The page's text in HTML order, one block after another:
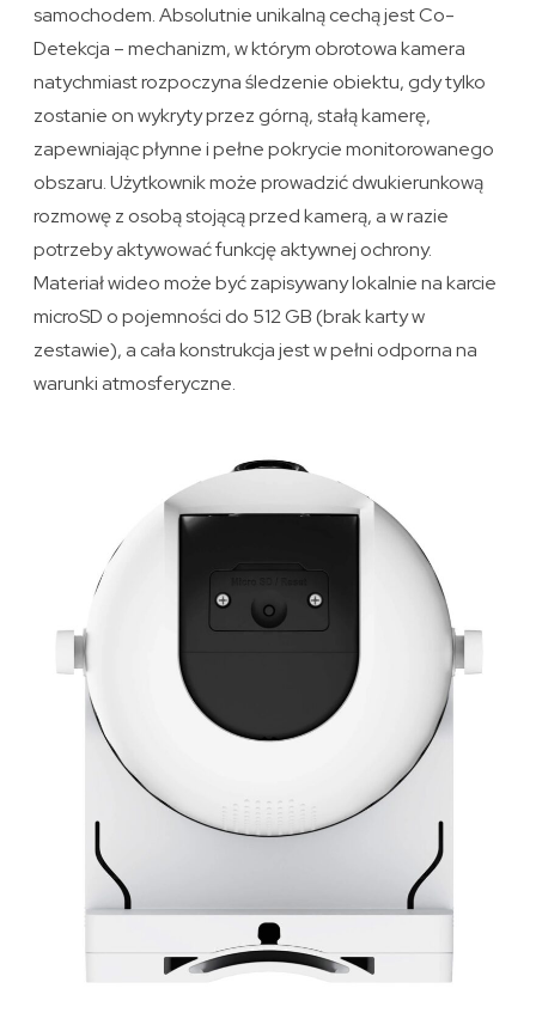
samochodem. Absolutnie unikalną cechą jest Co-
Detekcja – mechanizm, w którym obrotowa kamera
natychmiast rozpoczyna śledzenie obiektu, gdy tylko
zostanie on wykryty przez górną, stałą kamerę,
zapewniając płynne i pełne pokrycie monitorowanego
obszaru. Użytkownik może prowadzić dwukierunkową
rozmowę z osobą stojącą przed kamerą, a w razie
potrzeby aktywować funkcję aktywnej ochrony.
Materiał wideo może być zapisywany lokalnie na karcie
microSD o pojemności do 512 GB (brak karty w
zestawie), a cała konstrukcja jest w pełni odporna na
warunki atmosferyczne.